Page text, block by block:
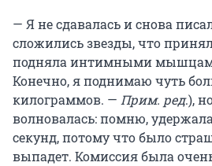
— Я не сдавалась и снова
сложились звезды, что
подняла интимными
Конечно, я поднимаю чуть
килограммов. — Прим. ред.),
волновалась: помню, удержала
секунд, потому что было
выпадет. Комиссия была